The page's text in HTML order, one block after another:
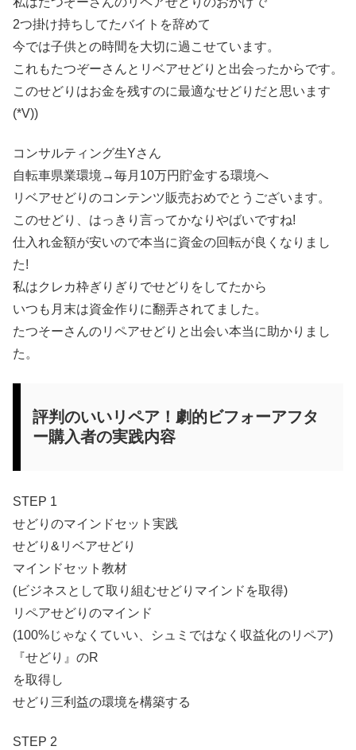
2つ掛け持ちしてたバイトを辞めて
今では子供との時間を大切に過こせています。
これもたつぞーさんとリベアせどりと出会ったからです。
このせどりはお金を残すのに最適なせどりだと思います
(*V))
コンサルティング生Yさん
自転車県業環境→毎月10万円貯金する環境へ
リベアせどりのコンテンツ販売おめでとうございます。
このせどり、はっきり言ってかなりやばいですね!
仕入れ金額が安いので本当に資金の回転が良くなりまし
た!
私はクレカ枠ぎりぎりでせどりをしてたから
いつも月末は資金作りに翻弄されてました。
たつそーさんのリペアせどりと出会い本当に助かりまし
た。
評判のいいリペア！劇的ビフォーアフタ
ー購入者の実践内容
STEP 1
せどりのマインドセット実践
せどり&リベアせどり
マインドセット教材
(ビジネスとして取り組むせどりマインドを取得)
リペアせどりのマインド
(100%じゃなくていい、シュミではなく収益化のリペア)
『せどり』のR
を取得し
せどり三利益の環境を構築する
STEP 2